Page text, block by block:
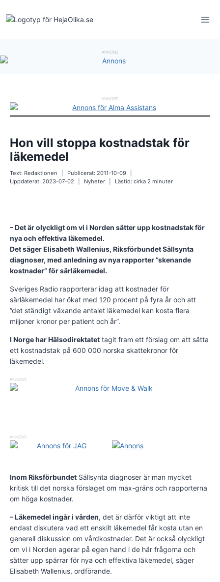
content
ANNONS
ANNONS
Hon vill stoppa kostnadstak för
läkemedel
Text: Redaktionen Publicerat: 2011-10-09
Uppdaterat: 2023-07-02 Nyheter Lästid: cirka2minuter
– Det är olyckligt om vi i Norden sätter upp kostnadstak för
nya och effektiva läkemedel.
Det säger Elisabeth Wallenius, Riksförbundet Sällsynta
diagnoser, med anledning av nya rapporter ”skenande
kostnader” för särläkemedel.
Sveriges Radio rapporterar idag att kostnader för
särläkemedel har ökat med 120 procent på fyra år och att
”det ständigt växande antalet läkemedel kan kosta flera
miljoner kronor per patient och år”.
I Norge har Hälsodirektatet tagit fram ett förslag om att sätta
ett kostnadstak på 600 000 norska skattekronor för
läkemedel.
ANNONS
ANNONS
Inom Riksförbundet Sällsynta diagnoser är man mycket
kritisk till det norska förslaget om max-gräns och rapporterna
om höga kostnader.
– Läkemedel ingår i vården, det är därför viktigt att inte
endast diskutera vad ett enskilt läkemedel får kosta utan en
generell diskussion om vårdkostnader. Det är också olyckligt
om vi i Norden agerar på egen hand i de här frågorna och
sätter upp spärrar för nya och effektiva läkemedel, säger
Elisabeth Wallenius, ordförande.